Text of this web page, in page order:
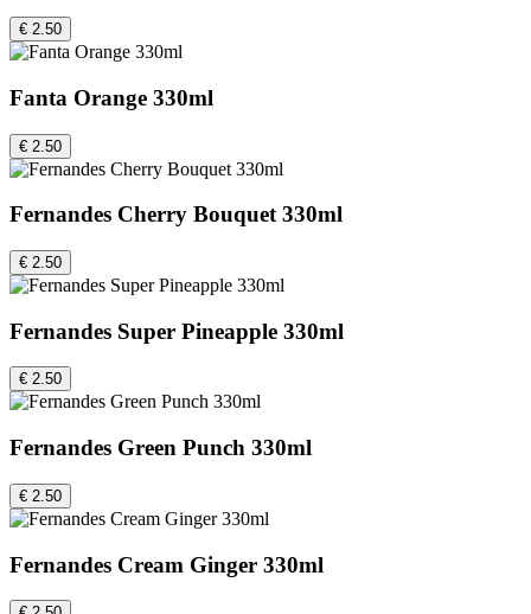
€ 2.50
Fanta Orange 330ml
€ 2.50
Fernandes Cherry Bouquet 330ml
€ 2.50
Fernandes Super Pineapple 330ml
€ 2.50
Fernandes Green Punch 330ml
€ 2.50
Fernandes Cream Ginger 330ml